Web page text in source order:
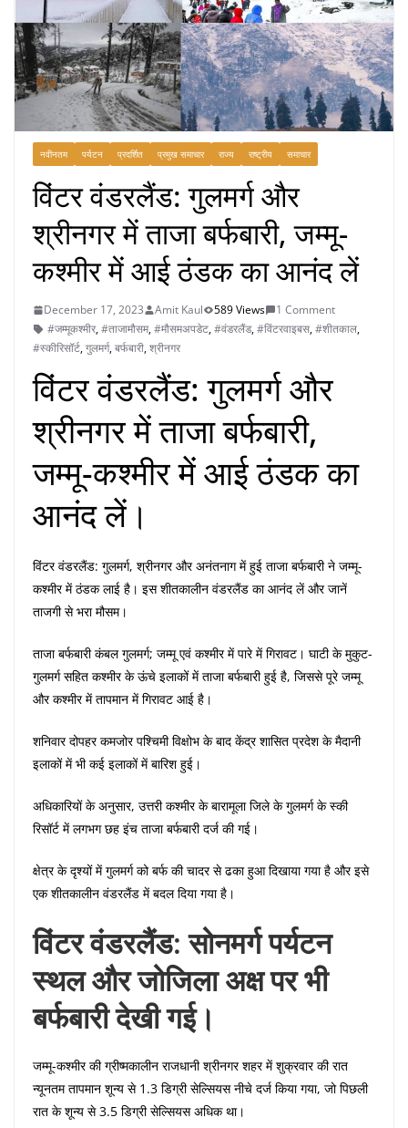
नवीनतम पर्यटन प्रदर्शित प्रमुख समाचार राज्य राष्ट्रीय समाचार
विंटर वंडरलैंड: गुलमर्ग और
श्रीनगर में ताजा बर्फबारी, जम्मू-
कश्मीर में आई ठंडक का आनंद लें
December 17, 2023 Amit Kaul 589 Views
1 Comment
#जम्मूकश्मीर,#ताजामौसम,#मौसमअपडेट,#वंडरलैंड,#विंटरवाइबस,#शीतकाल,
#स्कीरिसॉर्ट,गुलमर्ग,बर्फबारी,श्रीनगर
विंटर वंडरलैंड: गुलमर्ग और
श्रीनगर में ताजा बर्फबारी,
जम्मू-कश्मीर में आई ठंडक का
आनंद लें।
विंटर वंडरलैंड: गुलमर्ग, श्रीनगर और अनंतनाग में हुई ताजा बर्फबारी ने जम्मू-
कश्मीर में ठंडक लाई है। इस शीतकालीन वंडरलैंड का आनंद लें और जानें
ताजगी से भरा मौसम।
ताजा बर्फबारी कंबल गुलमर्ग; जम्मू एवं कश्मीर में पारे में गिरावट। घाटी के मुकुट-
गुलमर्ग सहित कश्मीर के ऊंचे इलाकों में ताजा बर्फबारी हुई है, जिससे पूरे जम्मू
और कश्मीर में तापमान में गिरावट आई है।
शनिवार दोपहर कमजोर पश्चिमी विक्षोभ के बाद केंद्र शासित प्रदेश के मैदानी
इलाकों में भी कई इलाकों में बारिश हुई।
अधिकारियों के अनुसार, उत्तरी कश्मीर के बारामूला जिले के गुलमर्ग के स्की
रिसॉर्ट में लगभग छह इंच ताजा बर्फबारी दर्ज की गई।
क्षेत्र के दृश्यों में गुलमर्ग को बर्फ की चादर से ढका हुआ दिखाया गया है और इसे
एक शीतकालीन वंडरलैंड में बदल दिया गया है।
विंटर वंडरलैंड: सोनमर्ग पर्यटन
स्थल और जोजिला अक्ष पर भी
बर्फबारी देखी गई।
जम्मू-कश्मीर की ग्रीष्मकालीन राजधानी श्रीनगर शहर में शुक्रवार की रात
न्यूनतम तापमान शून्य से 1.3 डिग्री सेल्सियस नीचे दर्ज किया गया, जो पिछली
रात के शून्य से 3.5 डिग्री सेल्सियस अधिक था।